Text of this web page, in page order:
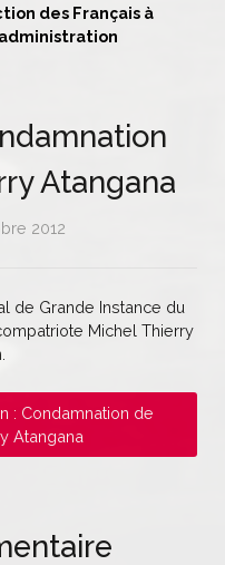
des Français à
Atangana
2012
de Grande Instance du
Michel Thierry
: Condamnation de
Atangana